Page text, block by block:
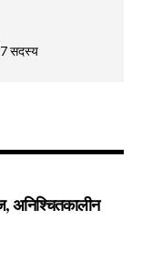
सदस्य
अनिश्चितकालीन